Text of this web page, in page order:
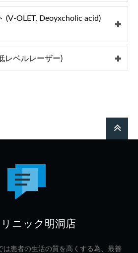
(V-OLET, Deoyxcholic acid)
レベルレーザー)
ニック明洞店
は患者の生活の質を高くする為、最善